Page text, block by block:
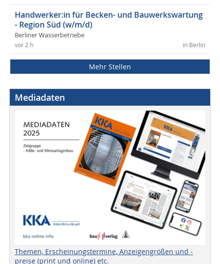
Handwerker:in für Becken- und Bauwerkswartung
- Region Süd (w/m/d)
Berliner Wasserbetriebe
in Berlin
vor 2 h
Mehr Stellen
Mediadaten
Themen, Erscheinungstermine, Anzeigengrößen und -
preise (print und online) etc.